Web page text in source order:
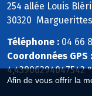
Afin de vous offrir la
254 allée Louis
30320 Marguerittes
Téléphone : 04 66
Coordonnées GPS :
4,43906294047542 °